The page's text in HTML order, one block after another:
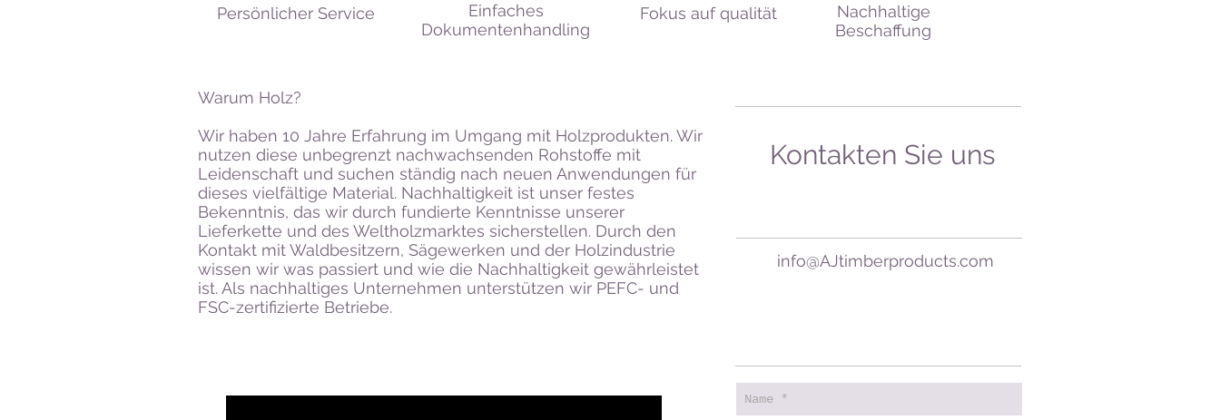
Persönlicher Service
Einfaches
Dokumentenhandling
Fokus auf qualität
Nachhaltige
Beschaffung
Warum Holz?
Wir haben 10 Jahre Erfahrung im Umgang mit Holzprodukten. Wir
nutzen diese unbegrenzt nachwachsenden Rohstoffe mit
Leidenschaft und suchen ständig nach neuen Anwendungen für
dieses vielfältige Material. Nachhaltigkeit ist unser festes
Bekenntnis, das wir durch fundierte Kenntnisse unserer
Lieferkette und des Weltholzmarktes sicherstellen. Durch den
Kontakt mit Waldbesitzern, Sägewerken und der Holzindustrie
wissen wir was passiert und wie die Nachhaltigkeit gewährleistet
ist. Als nachhaltiges Unternehmen unterstützen wir PEFC- und
FSC-zertifizierte Betriebe.
Kontakten Sie uns
info@AJtimberproducts.com